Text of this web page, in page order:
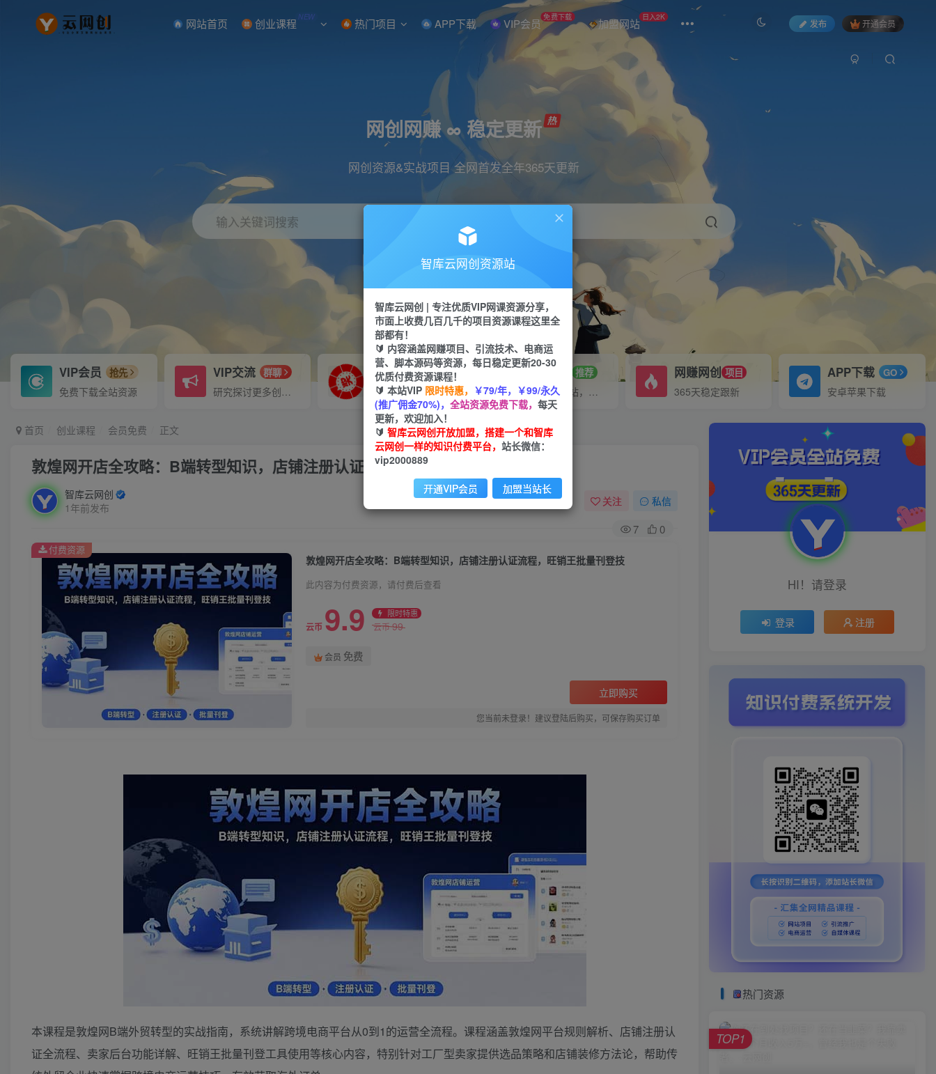
网站首页 创业课程 NEW 热门项目 APP下载 VIP会员 免费下载 加盟网站 日入2K
发布 开通会员
网创网赚 ∞ 稳定更新
网创资源&实战项目 全网首发全年365天更新
输入关键词搜索
直播 小红书 剪辑
VIP会员 抢先
免费下载全站资源
VIP交流 群聊
研究探讨更多创业项目路子。
VIP推广
70%分佣
会员专属推广链接
招募站长 推荐
搭建同款网站，自己当老板
网赚网创 项目
365天稳定跟新
APP下载 GO
安卓苹果下载
首页 创业课程 会员免费 正文
敦煌网开店全攻略：B端转型知识，店铺注册认证流程，旺销王批量刊登技
智库云网创
1年前发布
关注 私信
7 0
敦煌网开店全攻略：B端转型知识，店铺注册认证流程，旺销王批量刊登技
此内容为付费资源，请付费后查看
云币 9.9 限时特惠
云币99
会员 免费
立即购买
您当前未登录！建议登陆后购买，可保存购买订单
付费资源
本课程是敦煌网B端外贸转型的实战指南，系统讲解跨境电商平台从0到1的运营全流程。课程涵盖敦煌网平台规则解析、店铺注册认
证全流程、卖家后台功能详解、旺销王批量刊登工具使用等核心内容，特别针对工厂型卖家提供选品策略和店铺装修方法论，帮助传
HI！请登录
登录 注册
热门资源
TOP1
智库云网创资源站
智库云网创 | 专注优质VIP网课资源分享，
市面上收费几百几千的项目资源课程这里全
部都有！
🔰 内容涵盖网赚项目、引流技术、电商运
营、脚本源码等资源，每日稳定更新20-30
优质付费资源课程！
🔰 本站VIP 限时特惠， ￥79/年，￥99/永久
(推广佣金70%)， 全站资源免费下载， 每天
更新，欢迎加入！
🔰 智库云网创开放加盟，搭建一个和智库
云网创一样的知识付费平台， 站长微信：
vip2000889
开通VIP会员 加盟当站长